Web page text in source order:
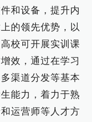
和设备，提升内
的领先优势，以
校可开展实训课
效，通过在学习
渠道分发等基本
能力，着力于熟
运营师等人才方